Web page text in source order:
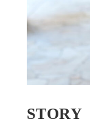
STORY